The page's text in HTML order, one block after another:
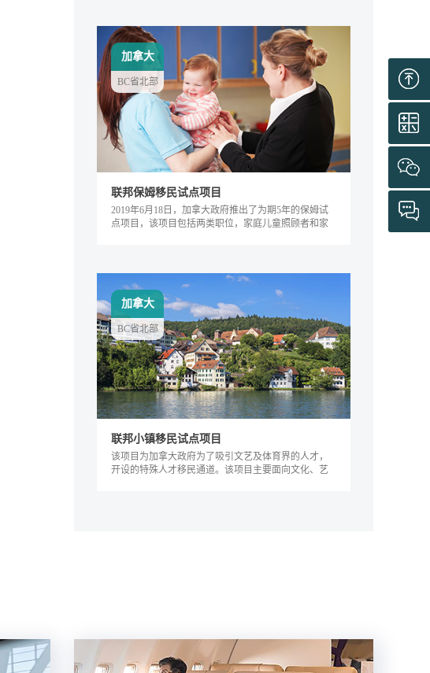
联邦保姆移民试点项目
2019年6月18日，加拿大政府推出了为期5年的保姆试
点项目，该项目包括两类职位，家庭儿童照顾者和家
加拿大
BC省北部
联邦小镇移民试点项目
该项目为加拿大政府为了吸引文艺及体育界的人才，
开设的特殊人才移民通道。该项目主要面向文化、艺
加拿大
BC省北部